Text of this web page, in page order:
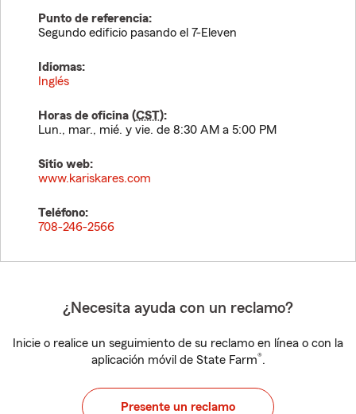
Punto de referencia:
Segundo edificio pasando el 7-Eleven
Idiomas:
Inglés
Horas de oficina (CST):
Lun., mar., mié. y vie. de 8:30 AM a 5:00 PM
Sitio web:
www.kariskares.com
Teléfono:
708-246-2566
¿Necesita ayuda con un reclamo?
Inicie o realice un seguimiento de su reclamo en línea o con la
aplicación móvil de State Farm®.
Presente un reclamo